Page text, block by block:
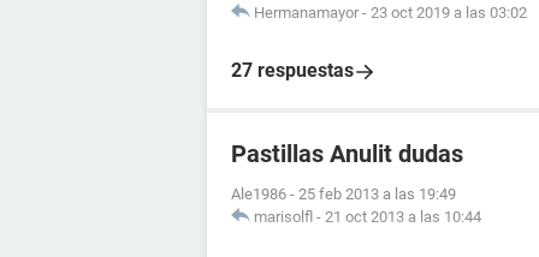
Hermanamayor - 23 oct 2019 a las 03:02
27 respuestas
Pastillas Anulit dudas
Ale1986 - 25 feb 2013 a las 19:49
marisolfl - 21 oct 2013 a las 10:44